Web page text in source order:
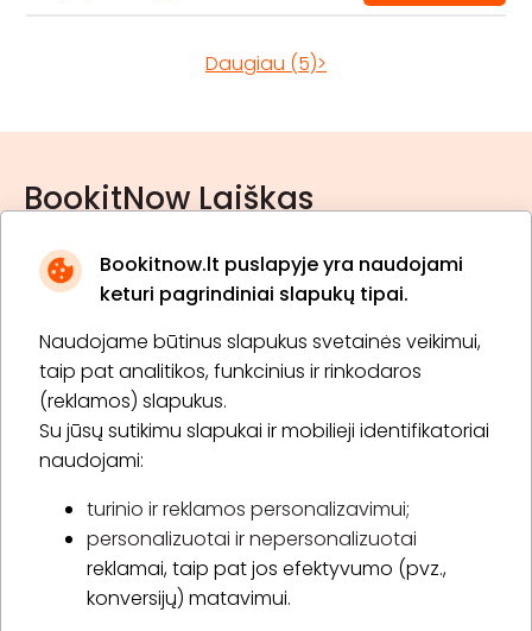
Bookitnow.lt puslapyje yra naudojami
keturi pagrindiniai slapukų tipai.
Naudojame būtinus slapukus svetainės veikimui,
taip pat analitikos, funkcinius ir rinkodaros
(reklamos) slapukus.
Su jūsų sutikimu slapukai ir mobilieji identifikatoriai
naudojami:
turinio ir reklamos personalizavimui;
personalizuotai ir nepersonalizuotai
reklamai, taip pat jos efektyvumo (pvz.,
konversijų) matavimui.
Daugiau (5)>
BookitNow Laiškas
* Susipažinau su privatumo politika
Prenumeruoti
Apie „BookitNow“
Informacija